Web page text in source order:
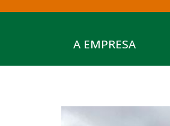
A EMPRESA